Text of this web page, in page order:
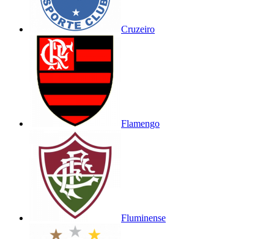
Cruzeiro
Flamengo
Fluminense